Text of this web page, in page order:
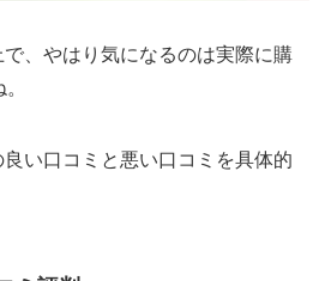
、やはり気になるのは実際に購
い口コミと悪い口コミを具体的